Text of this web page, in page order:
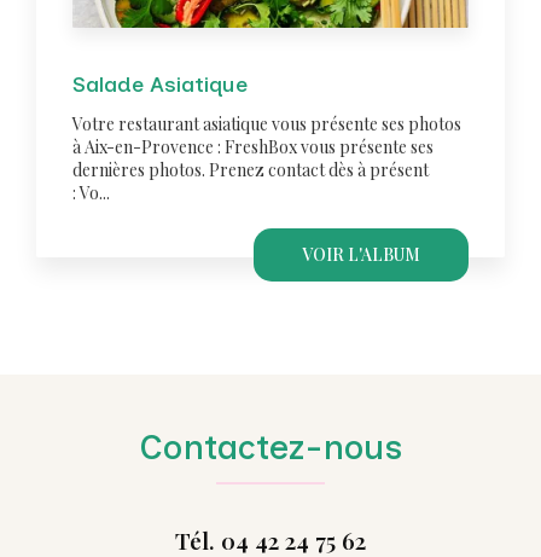
Salade Asiatique
Votre restaurant asiatique vous présente ses photos
à Aix-en-Provence : FreshBox vous présente ses
dernières photos. Prenez contact dès à présent
: Vo...
VOIR L'ALBUM
Contactez-nous
Tél. 04 42 24 75 62